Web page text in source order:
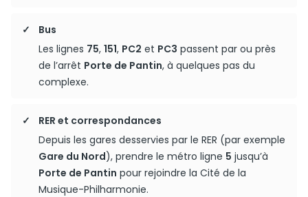
Bus
Les lignes 75, 151, PC2 et PC3 passent par ou près
de l’arrêt Porte de Pantin, à quelques pas du
complexe.
RER et correspondances
Depuis les gares desservies par le RER (par exemple
Gare du Nord), prendre le métro ligne 5 jusqu’à
Porte de Pantin pour rejoindre la Cité de la
Musique-Philharmonie.